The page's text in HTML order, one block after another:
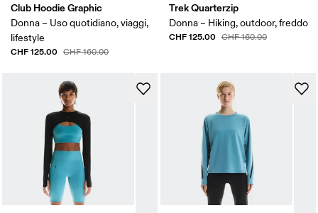
Club Hoodie Graphic
Donna – Uso quotidiano, viaggi,
lifestyle
CHF 125.00 CHF 160.00
Trek Quarterzip
Donna – Hiking, outdoor, freddo
CHF 125.00 CHF 160.00